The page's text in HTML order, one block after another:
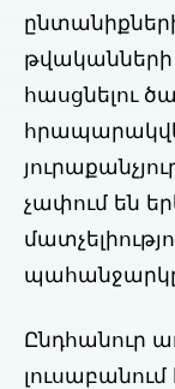
ընտանիքների
թվականների
հասցնելու
չափում են
Ընդհանուր